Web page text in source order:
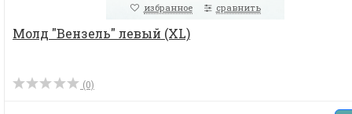
избранное сравнить
Молд "Вензель" левый (XL)
(0)